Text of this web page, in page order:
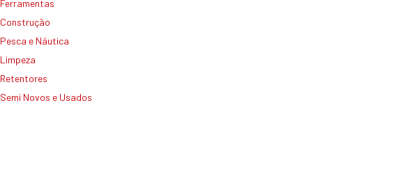
Ferramentas
Construção
Pesca e Náutica
Limpeza
Retentores
Semi Novos e Usados